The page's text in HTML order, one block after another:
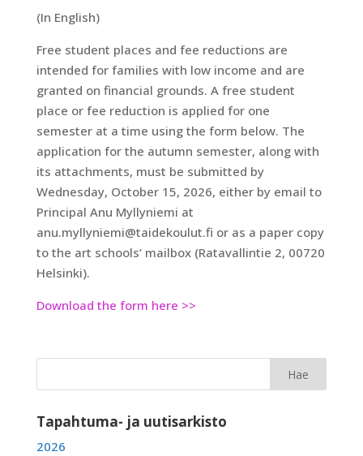
(In English)
Free student places and fee reductions are
intended for families with low income and are
granted on financial grounds. A free student
place or fee reduction is applied for one
semester at a time using the form below. The
application for the autumn semester, along with
its attachments, must be submitted by
Wednesday, October 15, 2026, either by email to
Principal Anu Myllyniemi at
anu.myllyniemi@taidekoulut.fi or as a paper copy
to the art schools’ mailbox (Ratavallintie 2, 00720
Helsinki).
Download the form here >>
Tapahtuma- ja uutisarkisto
2026